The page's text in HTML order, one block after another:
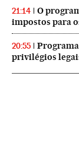
21:14
O
impostos para
20:55
privilégios